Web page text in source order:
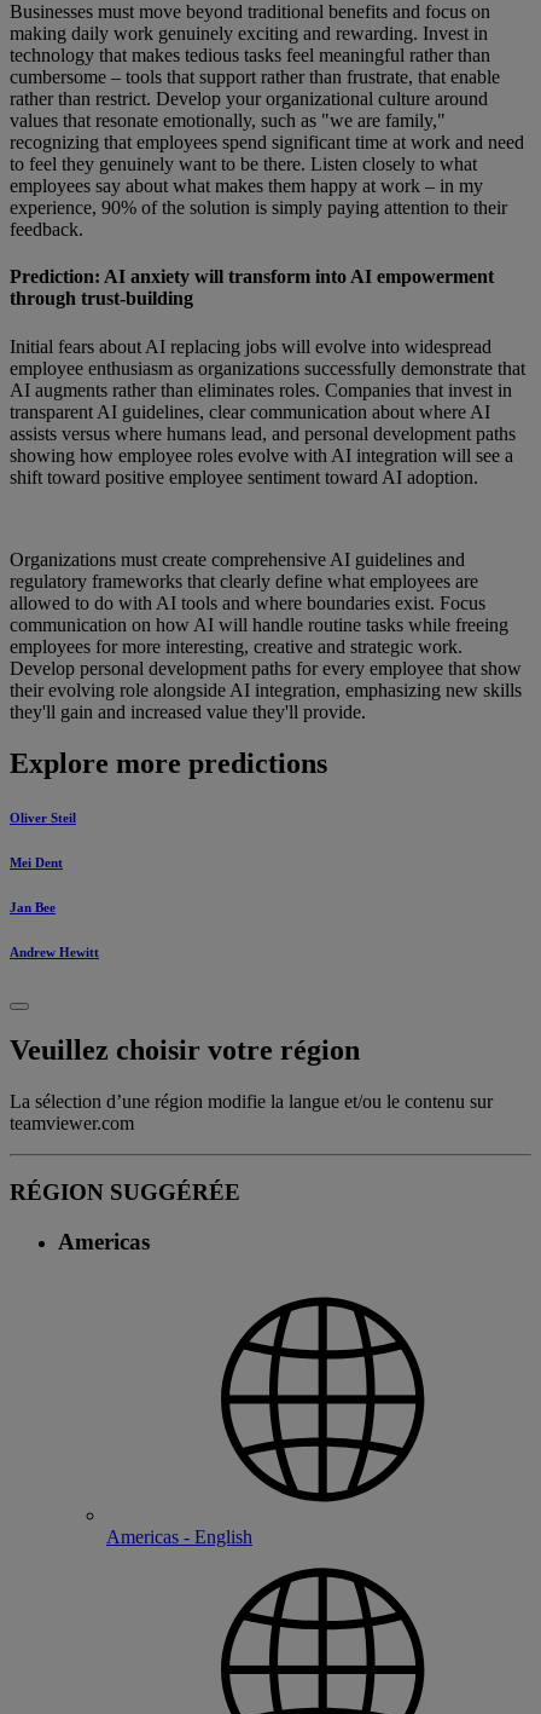
Businesses must move beyond traditional benefits and focus on
making daily work genuinely exciting and rewarding. Invest in
technology that makes tedious tasks feel meaningful rather than
cumbersome – tools that support rather than frustrate, that enable
rather than restrict. Develop your organizational culture around
values that resonate emotionally, such as "we are family,"
recognizing that employees spend significant time at work and need
to feel they genuinely want to be there. Listen closely to what
employees say about what makes them happy at work – in my
experience, 90% of the solution is simply paying attention to their
feedback.
Prediction: AI anxiety will transform into AI empowerment
through trust-building
Initial fears about AI replacing jobs will evolve into widespread
employee enthusiasm as organizations successfully demonstrate that
AI augments rather than eliminates roles. Companies that invest in
transparent AI guidelines, clear communication about where AI
assists versus where humans lead, and personal development paths
showing how employee roles evolve with AI integration will see a
shift toward positive employee sentiment toward AI adoption.
Organizations must create comprehensive AI guidelines and
regulatory frameworks that clearly define what employees are
allowed to do with AI tools and where boundaries exist. Focus
communication on how AI will handle routine tasks while freeing
employees for more interesting, creative and strategic work.
Develop personal development paths for every employee that show
their evolving role alongside AI integration, emphasizing new skills
they'll gain and increased value they'll provide.
Explore more predictions
Oliver Steil
Mei Dent
Jan Bee
Andrew Hewitt
Veuillez choisir votre région
La sélection d’une région modifie la langue et/ou le contenu sur
teamviewer.com
RÉGION SUGGÉRÉE
Americas
Americas - English